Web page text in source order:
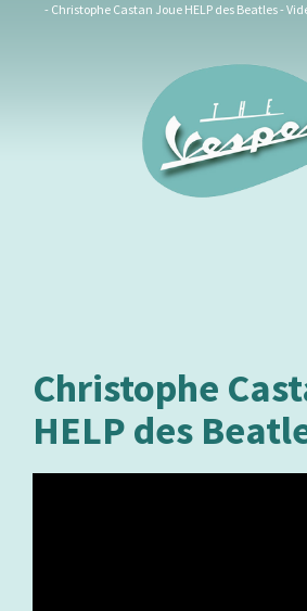
- Christophe Castan Joue HELP des Beatles -
Christophe
HELP des